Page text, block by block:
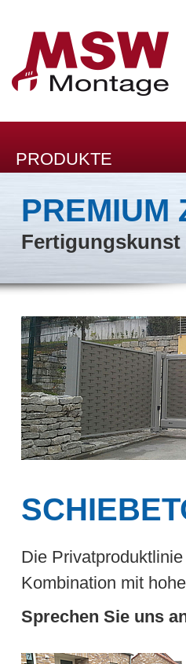
PRODUKTE
PREMIUM
Fertigungskunst
Die
Kombination mit
Sprechen Sie uns